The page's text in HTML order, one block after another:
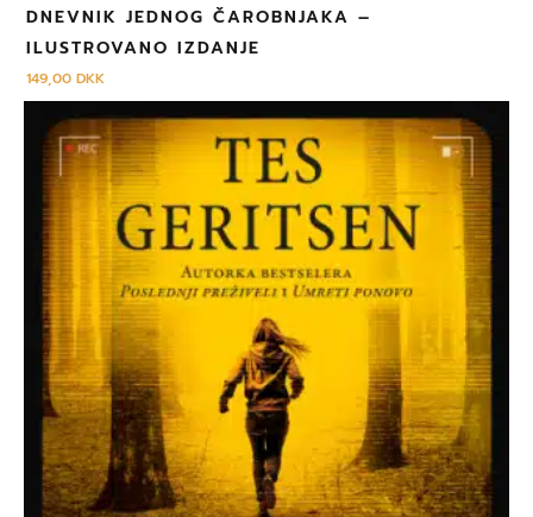
DNEVNIK JEDNOG ČAROBNJAKA –
ILUSTROVANO IZDANJE
149,00DKK